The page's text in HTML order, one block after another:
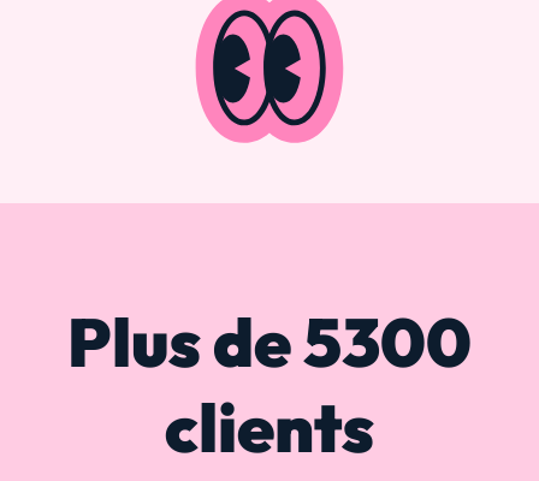
Plus de 5300
clients